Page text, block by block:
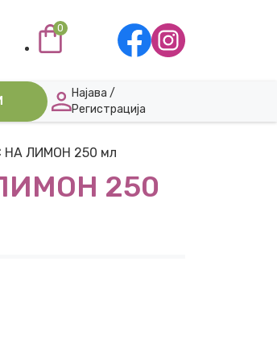
0
Најава /
Регистрација
НА ЛИМОН 250 мл
250